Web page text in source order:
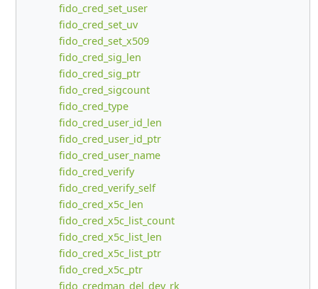
fido_cred_set_user
fido_cred_set_uv
fido_cred_set_x509
fido_cred_sig_len
fido_cred_sig_ptr
fido_cred_sigcount
fido_cred_type
fido_cred_user_id_len
fido_cred_user_id_ptr
fido_cred_user_name
fido_cred_verify
fido_cred_verify_self
fido_cred_x5c_len
fido_cred_x5c_list_count
fido_cred_x5c_list_len
fido_cred_x5c_list_ptr
fido_cred_x5c_ptr
fido_credman_del_dev_rk